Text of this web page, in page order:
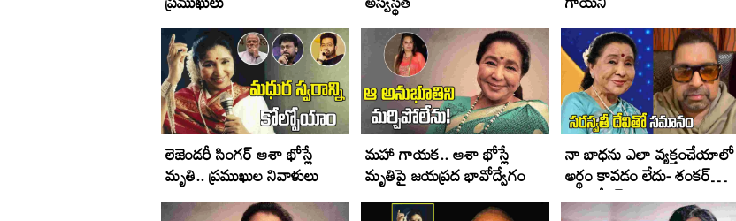
లెజెండరీ సింగర్ ఆశా భోస్లే
మృతి.. ప్రముఖుల నివాళులు
మహా గాయక.. ఆశా భోస్లే
మృతిపై జయప్రద భావోద్వేగం
నా బాధను ఎలా వ్యక్తంచేయాలో
అర్థం కావడం లేదు- శంకర్
మహదేవన్